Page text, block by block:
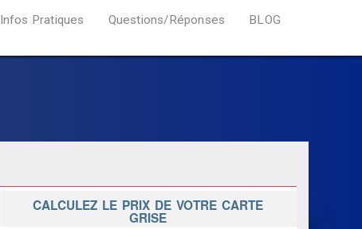
Infos Pratiques Questions/Réponses BLOG
CALCULEZ LE PRIX DE VOTRE CARTE
GRISE